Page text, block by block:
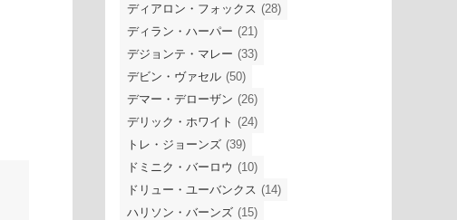
ディアロン・フォックス (28)
ディラン・ハーパー (21)
デジョンテ・マレー (33)
デビン・ヴァセル (50)
デマー・デローザン (26)
デリック・ホワイト (24)
トレ・ジョーンズ (39)
ドミニク・バーロウ (10)
ドリュー・ユーバンクス (14)
ハリソン・バーンズ (15)